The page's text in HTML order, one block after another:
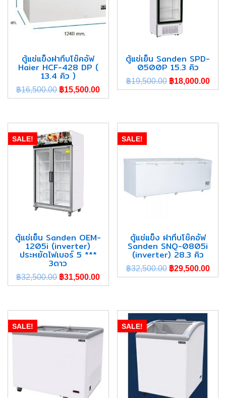
ตู้แช่แข็งฝาทึบโช๊คอัฟ
Haier HCF-428 DP (
13.4 คิว )
฿16,500.00 ฿15,500.00
ตู้แช่เย็น Sanden SPD-
0500P 15.3 คิว
฿19,500.00 ฿18,000.00
SALE!
ตู้แช่เย็น Sanden OEM-
1205i (inverter)
ประหยัดไฟเบอร์ 5 ***
3ดาว
฿32,500.00 ฿31,500.00
SALE!
ตู้แช่แข็ง ฝาทึบโช๊คอัฟ
Sanden SNQ-0805i
(inverter) 28.3 คิว
฿32,500.00 ฿29,500.00
SALE! SALE!